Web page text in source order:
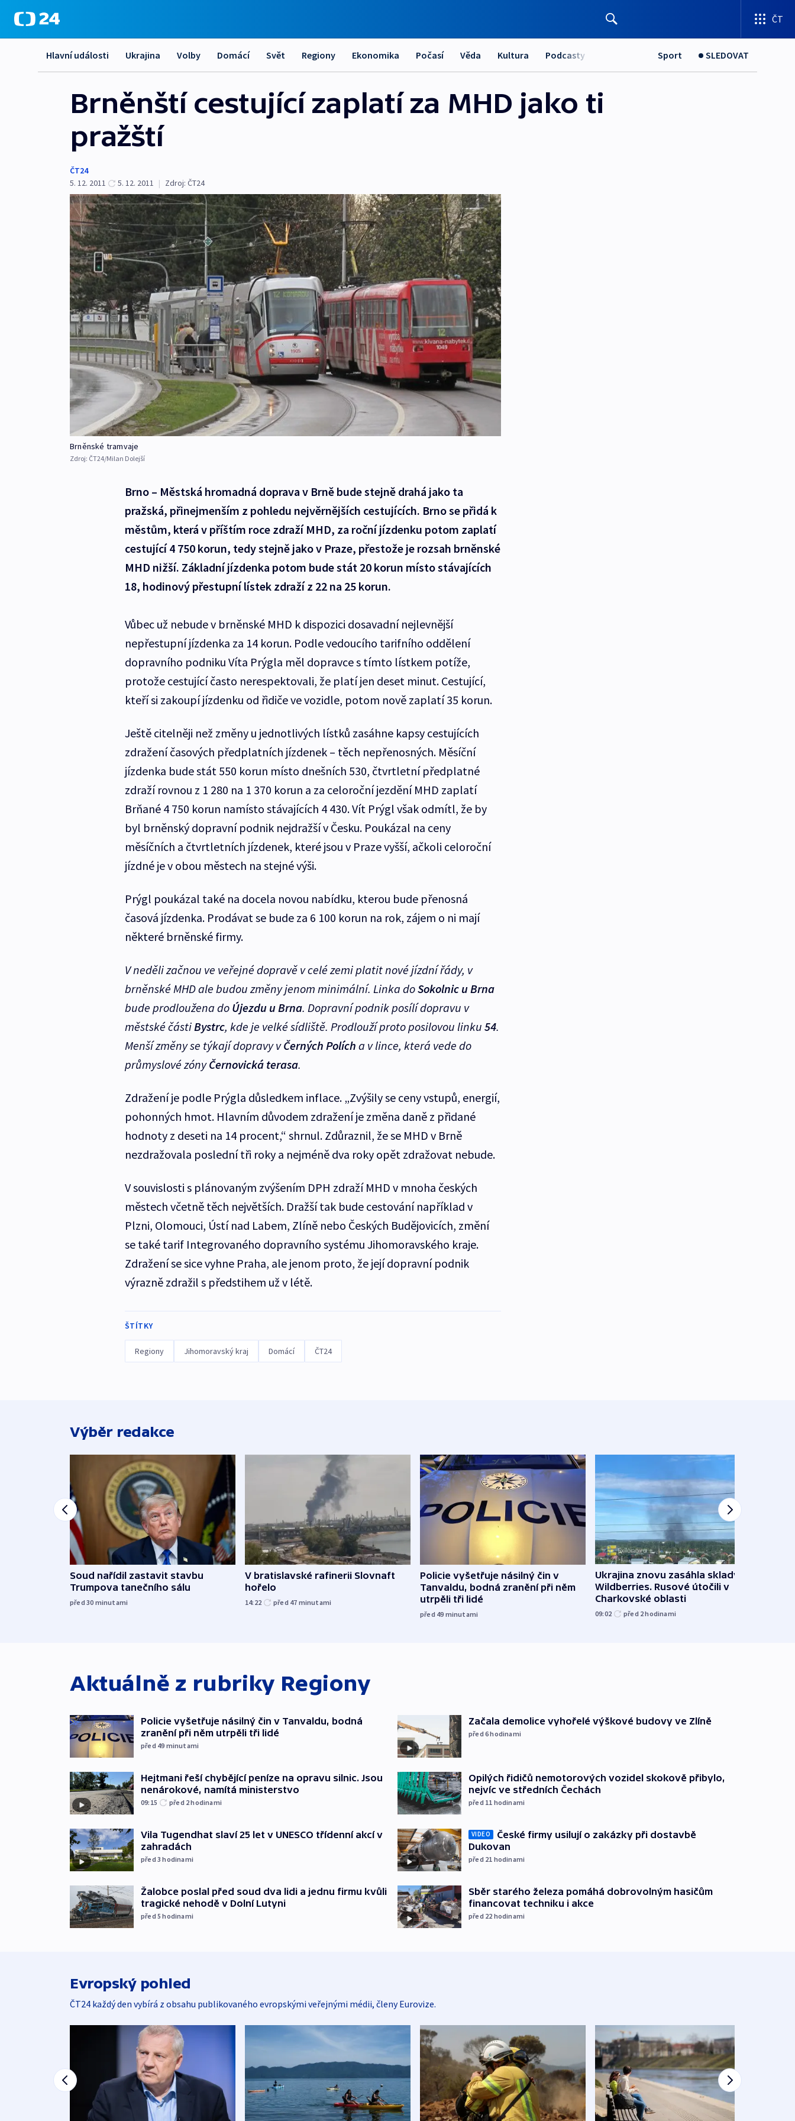
ČT
Hlavní události Ukrajina Volby Domácí Svět Regiony Ekonomika Počasí Věda Kultura Podcasty Sport SLEDOVAT
Brněnští cestující zaplatí za MHD jako ti
pražští
ČT24
5. 12. 2011
5. 12. 2011 | Zdroj: ČT24
Brněnské tramvaje
Zdroj: ČT24/Milan Dolejší
Brno – Městská hromadná doprava v Brně bude stejně drahá jako ta
pražská, přinejmenším z pohledu nejvěrnějších cestujících. Brno se přidá k
městům, která v příštím roce zdraží MHD, za roční jízdenku potom zaplatí
cestující 4 750 korun, tedy stejně jako v Praze, přestože je rozsah brněnské
MHD nižší. Základní jízdenka potom bude stát 20 korun místo stávajících
18, hodinový přestupní lístek zdraží z 22 na 25 korun.
Vůbec už nebude v brněnské MHD k dispozici dosavadní nejlevnější
nepřestupní jízdenka za 14 korun. Podle vedoucího tarifního oddělení
dopravního podniku Víta Prýgla měl dopravce s tímto lístkem potíže,
protože cestující často nerespektovali, že platí jen deset minut. Cestující,
kteří si zakoupí jízdenku od řidiče ve vozidle, potom nově zaplatí 35 korun.
Ještě citelněji než změny u jednotlivých lístků zasáhne kapsy cestujících
zdražení časových předplatních jízdenek – těch nepřenosných. Měsíční
jízdenka bude stát 550 korun místo dnešních 530, čtvrtletní předplatné
zdraží rovnou z 1 280 na 1 370 korun a za celoroční jezdění MHD zaplatí
Brňané 4 750 korun namísto stávajících 4 430. Vít Prýgl však odmítl, že by
byl brněnský dopravní podnik nejdražší v Česku. Poukázal na ceny
měsíčních a čtvrtletních jízdenek, které jsou v Praze vyšší, ačkoli celoroční
jízdné je v obou městech na stejné výši.
Prýgl poukázal také na docela novou nabídku, kterou bude přenosná
časová jízdenka. Prodávat se bude za 6 100 korun na rok, zájem o ni mají
některé brněnské firmy.
V neděli začnou ve veřejné dopravě v celé zemi platit nové jízdní řády, v
brněnské MHD ale budou změny jenom minimální. Linka doSokolnic u Brna
bude prodloužena do Újezdu u Brna. Dopravní podnik posílí dopravu v
městské částiBystrc, kde je velké sídliště. Prodlouží proto posilovou linku 54.
Menší změny se týkají dopravy vČerných Polích a v lince, která vede do
průmyslové zónyČernovická terasa.
Zdražení je podle Prýgla důsledkem inflace. „Zvýšily se ceny vstupů, energií,
pohonných hmot. Hlavním důvodem zdražení je změna daně z přidané
hodnoty z deseti na 14 procent,“ shrnul. Zdůraznil, že se MHD v Brně
nezdražovala poslední tři roky a nejméně dva roky opět zdražovat nebude.
V souvislosti s plánovaným zvýšením DPH zdraží MHD v mnoha českých
městech včetně těch největších. Dražší tak bude cestování například v
Plzni, Olomouci, Ústí nad Labem, Zlíně nebo Českých Budějovicích, změní
se také tarif Integrovaného dopravního systému Jihomoravského kraje.
Zdražení se sice vyhne Praha, ale jenom proto, že její dopravní podnik
výrazně zdražil s předstihem už v létě.
ŠTÍTKY
Regiony Jihomoravský kraj Domácí ČT24
Výběr redakce
Soud nařídil zastavit stavbu
Trumpova tanečního sálu
před 30 minutami
V bratislavské rafinerii Slovnaft
hořelo
14:22 před 47 minutami
Policie vyšetřuje násilný čin v
Tanvaldu, bodná zranění při něm
utrpěli tři lidé
před 49 minutami
Ukrajina znovu zasáhla sklady
Wildberries. Rusové útočili v
Charkovské oblasti
09:02 před 2hodinami
Aktuálně z rubriky Regiony
Policie vyšetřuje násilný čin v Tanvaldu, bodná
zranění při něm utrpěli tři lidé
před 49 minutami
Hejtmani řeší chybějící peníze na opravu silnic. Jsou
nenárokové, namítá ministerstvo
09:15 před 2hodinami
Vila Tugendhat slaví 25 let v UNESCO třídenní akcí v
zahradách
před 3hodinami
Žalobce poslal před soud dva lidi a jednu firmu kvůli
tragické nehodě v Dolní Lutyni
před 5hodinami
Začala demolice vyhořelé výškové budovy ve Zlíně
před 6hodinami
Opilých řidičů nemotorových vozidel skokově přibylo,
nejvíc ve středních Čechách
před 11 hodinami
VIDEO
České firmy usilují o zakázky při dostavbě
Dukovan
před 21 hodinami
Sběr starého železa pomáhá dobrovolným hasičům
financovat techniku i akce
před 22 hodinami
Evropský pohled
ČT24 každý den vybírá z obsahu publikovaného evropskými veřejnými médii, členy Eurovize.